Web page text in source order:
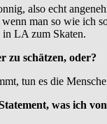
also echt
man so wie ich
LA zum Skaten.
zu schätzen, oder?
tun es die
was ich